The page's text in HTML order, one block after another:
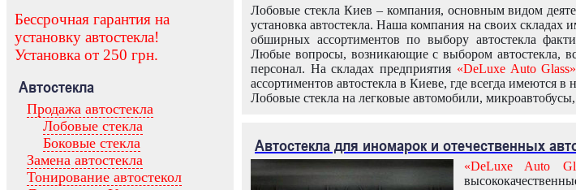
Бессрочная гарантия на
установку автостекла!
Установка от 250 грн.
Автостекла
Продажа автостекла
Лобовые стекла
Боковые стекла
Замена автостекла
Тонирование автостекол
Лобовые стекла Киев – компания, основным видом
установка автостекла. Наша компания на своих складах
обширных ассортиментов по выбору автостекла
Любые вопросы, возникающие с выбором автостекла,
персонал. На складах предприятия «DeLuxe Auto Glass»
ассортиментов автостекла в Киеве, где всегда имеются в
Лобовые стекла на легковые автомобили,
Автостекла для иномарок и отечественных
«DeLuxe Auto